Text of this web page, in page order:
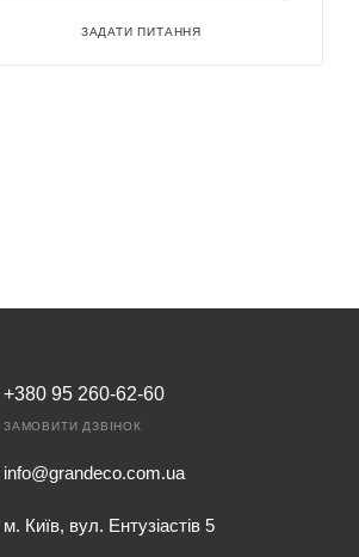
ЗАДАТИ ПИТАННЯ
+380 95 260-62-60
ЗАМОВИТИ ДЗВІНОК
info@grandeco.com.ua
м. Київ, вул. Ентузіастів 5